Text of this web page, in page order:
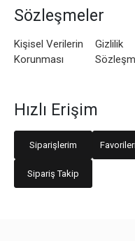
Sözleşmeler
Kişisel Verilerin
Korunması
Gizlilik
Hızlı Erişim
Siparişlerim
Sipariş Takip